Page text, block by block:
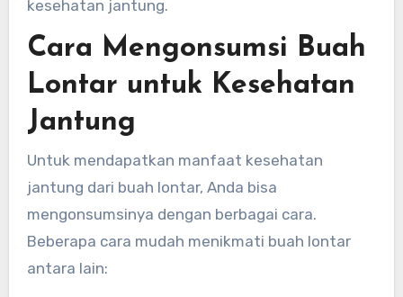
kesehatan jantung.
Cara Mengonsumsi Buah
Lontar untuk Kesehatan
Jantung
Untuk mendapatkan manfaat kesehatan
jantung dari buah lontar, Anda bisa
mengonsumsinya dengan berbagai cara.
Beberapa cara mudah menikmati buah lontar
antara lain: